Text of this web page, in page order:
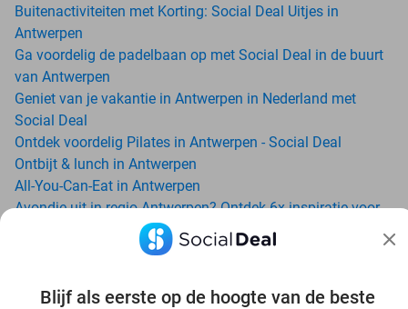
Blijf als eerste op de hoogte van de beste
Buitenactiviteiten met Korting: Social Deal Uitjes in
Antwerpen
Ga voordelig de padelbaan op met Social Deal in de buurt
van Antwerpen
Geniet van je vakantie in Antwerpen in Nederland met
Social Deal
Ontdek voordelig Pilates in Antwerpen - Social Deal
Ontbijt & lunch in Antwerpen
All-You-Can-Eat in Antwerpen
Avondje uit in regio Antwerpen? Ontdek 6x inspiratie voor
een onvergetelijke avond
Zoo Antwerpen: beleef een beestachtige dag met korting
Date ideeën voor Antwerpen en omgeving: ontdek 16 tips